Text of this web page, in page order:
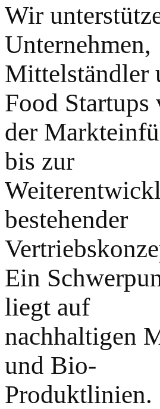
Wir
Unternehmen,
Mittelständler
Food Startups
der
bis zur
bestehender
Ein
liegt auf
nachhaltigen
und Bio-
Produktlinien.